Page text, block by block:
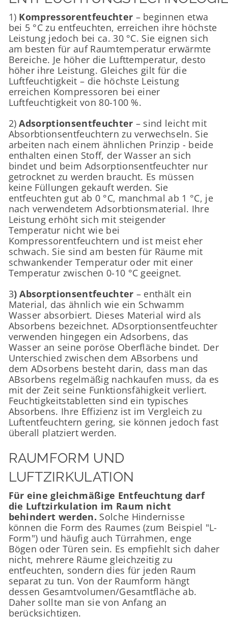
1) Kompressorentfeuchter – beginnen etwa
bei 5 °C zu entfeuchten, erreichen ihre höchste
Leistung jedoch bei ca. 30 °C. Sie eignen sich
am besten für auf Raumtemperatur erwärmte
Bereiche. Je höher die Lufttemperatur, desto
höher ihre Leistung. Gleiches gilt für die
Luftfeuchtigkeit – die höchste Leistung
erreichen Kompressoren bei einer
Luftfeuchtigkeit von 80-100 %.
2)Adsorptionsentfeuchter – sind leicht mit
Absorbtionsentfeuchtern zu verwechseln. Sie
arbeiten nach einem ähnlichen Prinzip - beide
enthalten einen Stoff, der Wasser an sich
bindet und beim Adsorptionsentfeuchter nur
getrocknet zu werden braucht. Es müssen
keine Füllungen gekauft werden. Sie
entfeuchten gut ab 0 °C, manchmal ab 1 °C, je
nach verwendetem Adsorbtionsmaterial. Ihre
Leistung erhöht sich mit steigender
Temperatur nicht wie bei
Kompressorentfeuchtern und ist meist eher
schwach. Sie sind am besten für Räume mit
schwankender Temperatur oder mit einer
Temperatur zwischen 0-10 °C geeignet.
3) Absorptionsentfeuchter – enthält ein
Material, das ähnlich wie ein Schwamm
Wasser absorbiert. Dieses Material wird als
Absorbens bezeichnet. ADsorptionsentfeuchter
verwenden hingegen ein Adsorbens, das
Wasser an seine poröse Oberfläche bindet. Der
Unterschied zwischen dem ABsorbens und
dem ADsorbens besteht darin, dass man das
ABsorbens regelmäßig nachkaufen muss, da es
mit der Zeit seine Funktionsfähigkeit verliert.
Feuchtigkeitstabletten sind ein typisches
Absorbens. Ihre Effizienz ist im Vergleich zu
Luftentfeuchtern gering, sie können jedoch fast
überall platziert werden.
RAUMFORM UND
LUFTZIRKULATION
Für eine gleichmäßige Entfeuchtung darf
die Luftzirkulation im Raum nicht
behindert werden. Solche Hindernisse
können die Form des Raumes (zum Beispiel "L-
Form") und häufig auch Türrahmen, enge
Bögen oder Türen sein. Es empfiehlt sich daher
nicht, mehrere Räume gleichzeitig zu
entfeuchten, sondern dies für jeden Raum
separat zu tun. Von der Raumform hängt
dessen Gesamtvolumen/Gesamtfläche ab.
Daher sollte man sie von Anfang an
berücksichtigen.